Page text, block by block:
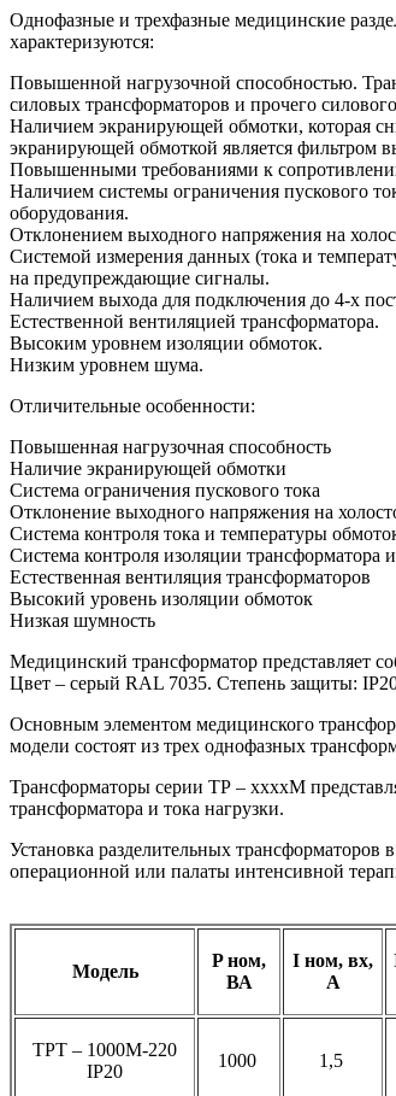
Однофазные и трехфазные медицинские
характеризуются:
Повышенной нагрузочной способностью.
силовых трансформаторов и прочего
Наличием экранирующей обмотки, которая
экранирующей обмоткой является фильтром
Повышенными требованиями к
Наличием системы ограничения пускового
оборудования.
Отклонением выходного напряжения на
Системой измерения данных (тока и
на предупреждающие сигналы.
Наличием выхода для подключения до 4-х
Естественной вентиляцией трансформатора.
Высоким уровнем изоляции обмоток.
Низким уровнем шума.
Отличительные особенности:
Повышенная нагрузочная способность
Наличие экранирующей обмотки
Система ограничения пускового тока
Отклонение выходного напряжения на
Система контроля тока и температуры
Система контроля изоляции трансформатора
Естественная вентиляция трансформаторов
Высокий уровень изоляции обмоток
Низкая шумность
Медицинский трансформатор представляет
Цвет – серый RAL 7035. Степень защиты:
Основным элементом медицинского
модели состоят из трех однофазных
Трансформаторы серии ТР – ххххМ
трансформатора и тока нагрузки.
Установка разделительных
операционной или палаты интенсивной
Модель
P ном,
ВА
I ном, вх,
A
ТРТ – 1000М-220
IP20
1000 1,5